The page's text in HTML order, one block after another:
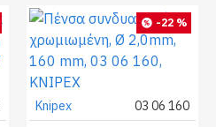
-22 %
Knipex 03 06 160